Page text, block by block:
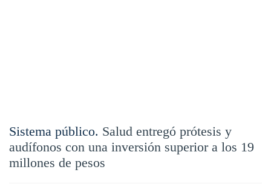
Sistema público. Salud entregó prótesis y
audífonos con una inversión superior a los 19
millones de pesos